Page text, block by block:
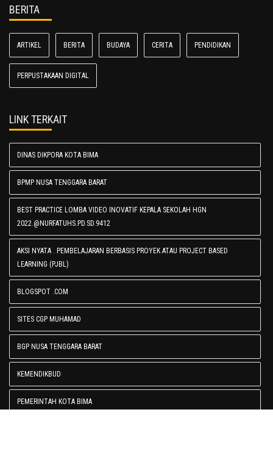
BERITA
ARTIKEL BERITA BUDAYA CERITA PENDIDIKAN
PERPUSTAKAAN DIGITAL
LINK TERKAIT
DINAS DIKPORA KOTA BIMA
BPMP NUSA TENGGARA BARAT
BEST PRACTICE LOMBA VIDEO INOVATIF KEPALA SEKOLAH HGN
2022.@NURFATUHS.PD.SD.9412
AKSI NYATA . PEMBELAJARAN BERBASIS PROYEK ATAU PROJECT BASED
LEARNING (PJBL)
BLOGSPOT .COM
SITES CGP MUHAMAD
BGP NUSA TENGGARA BARAT
KEMENDIKBUD
PEMERINTAH KOTA BIMA